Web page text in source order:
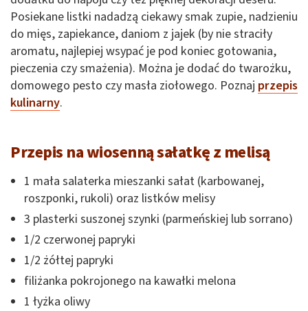
Posiekane listki nadadzą ciekawy smak zupie, nadzieniu
do mięs, zapiekance, daniom z jajek (by nie straciły
aromatu, najlepiej wsypać je pod koniec gotowania,
pieczenia czy smażenia). Można je dodać do twarożku,
domowego pesto czy masła ziołowego. Poznaj przepis
kulinarny.
Przepis na wiosenną sałatkę z melisą
1 mała salaterka mieszanki sałat (karbowanej,
roszponki, rukoli) oraz listków melisy
3 plasterki suszonej szynki (parmeńskiej lub sorrano)
1/2 czerwonej papryki
1/2 żółtej papryki
filiżanka pokrojonego na kawałki melona
1 łyżka oliwy